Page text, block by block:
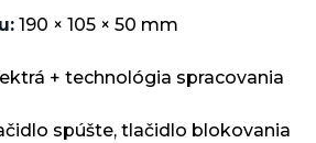
190 × 105 × 50 mm
+ technológia spracovania
spúšte, tlačidlo blokovania